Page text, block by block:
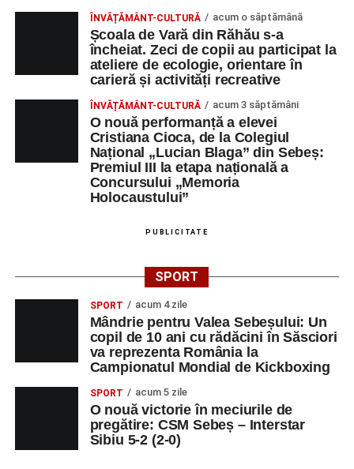
Privind spre ediția următoare
În încheierea evenimentului, organizatorii au anunțat tema
ediției din 2027, dedicată relației dintre caracter, valori și
educație. După trei ediții care au abordat comunicarea
didactică, dinamica diferențelor, participarea și luarea
deciziilor, comunitatea Sinaxa Educațională își propune
să revină la întrebările fundamentale despre valorile care
stau la baza actului educațional și despre rolul
profesorului în formarea caracterului tinerilor.
Despre comunitatea Sinaxa Educațională
„Sinaxa Educațională”
profesori, dedicată susținerii unei educații centrate pe
valorile creștin-ortodoxe și pe formarea caracterului
elevilor. Născută din experiența duhovnicească și
formativă a Mănăstirii Oașa, Sinaxa își propune să
sprijine profesorii în regăsirea motivației interioare,
oferindu-le nu doar instrumente metodice actuale, ci și
contexte de sprijin reciproc, colaborare și reconectare la
vocația pedagogică autentică.
ÎNVĂȚĂMÂNT-CULTURĂ acum o săptămână
Școala de Vară din Răhău s-a
încheiat. Zeci de copii au participat la
ateliere de ecologie, orientare în
carieră și activități recreative
ÎNVĂȚĂMÂNT-CULTURĂ acum 3 săptămâni
O nouă performanță a elevei
Cristiana Cioca, de la Colegiul
Național „Lucian Blaga” din Sebeș:
Premiul III la etapa națională a
Concursului „Memoria
Holocaustului”
PUBLICITATE
SPORT
SPORT acum 4 zile
Mândrie pentru Valea Sebeșului: Un
copil de 10 ani cu rădăcini în Săsciori
va reprezenta România la
Campionatul Mondial de Kickboxing
SPORT acum 5 zile
O nouă victorie în meciurile de
pregătire: CSM Sebeș – Interstar
Sibiu 5-2 (2-0)